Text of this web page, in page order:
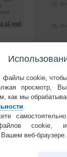
файлы cookie,
просмотр,
как мы
.
cookie,
Вашем веб-браузере.